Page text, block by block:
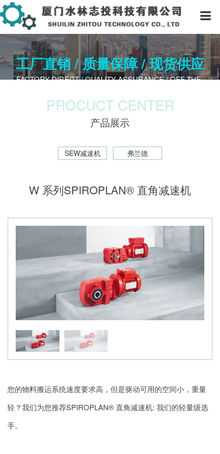
工厂直销 / 质量保障 / 现货供应
FACTORY DIRECT / QUALITY A​SSURANCE / OFF-THE-
PROCUCT CENTER
产品展示
SEW减速机 弗兰德
W 系列SPIROPLAN® 直角减速机
您的物料搬运系统速度要求高，但是驱动可用的空间小，重量
轻？我们为您推荐SPIROPLAN® 直角减速机: 我们的轻量级选
手。